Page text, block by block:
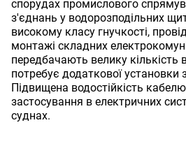
спорудах промислового
з'єднань у водорозподільних
високому класу гнучкості,
монтажі складних
передбачають велику кількість
потребує додаткової установки
Підвищена водостійкість
застосування в електричних
суднах.